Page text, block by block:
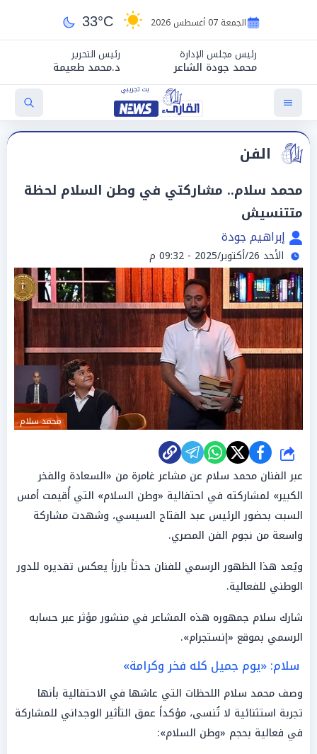
الجمعة 07 أغسطس 2026 33°C
رئيس مجلس الإدارة
محمد جودة الشاعر
رئيس التحرير
د.محمد طعيمة
الفن
محمد سلام.. مشاركتي في وطن السلام لحظة
متتنسيش
إبراهيم جودة
الأحد 26/أكتوبر/2025 - 09:32 م
محمد سلام
شارك
عبر الفنان محمد سلام عن مشاعر غامرة من «السعادة والفخر
الكبير» لمشاركته في احتفالية «وطن السلام» التي أُقيمت أمس
السبت بحضور الرئيس عبد الفتاح السيسي، وشهدت مشاركة
واسعة من نجوم الفن المصري.
ويُعد هذا الظهور الرسمي للفنان حدثاً بارزاً يعكس تقديره للدور
الوطني للفعالية.
شارك سلام جمهوره هذه المشاعر في منشور مؤثر عبر حسابه
الرسمي بموقع «إنستجرام».
سلام: «يوم جميل كله فخر وكرامة»
وصف محمد سلام اللحظات التي عاشها في الاحتفالية بأنها
تجربة استثنائية لا تُنسى، مؤكداً عمق التأثير الوجداني للمشاركة
في فعالية بحجم «وطن السلام»: